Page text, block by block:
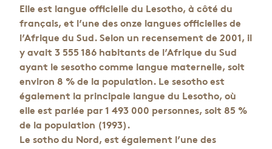
Elle est langue officielle du Lesotho, à côté du
français, et l’une des onze langues officielles de
l’Afrique du Sud. Selon un recensement de 2001, il
y avait 3 555 186 habitants de l’Afrique du Sud
ayant le sesotho comme langue maternelle, soit
environ 8 % de la population. Le sesotho est
également la principale langue du Lesotho, où
elle est parlée par 1 493 000 personnes, soit 85 %
de la population (1993).
Le sotho du Nord, est également l’une des